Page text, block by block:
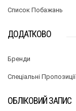
Список Побажань
ДОДАТКОВО
Бренди
Спеціальні Пропозиції
ОБЛІКОВИЙ ЗАПИС